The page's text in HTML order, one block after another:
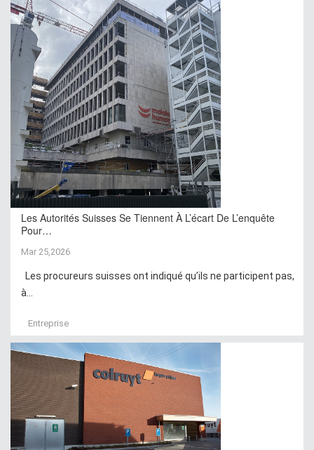
Les Autorités Suisses Se Tiennent À L’écart De L’enquête
Pour…
Mar 25,2026
Les procureurs suisses ont indiqué qu’ils ne participent pas,
à...
Entreprise